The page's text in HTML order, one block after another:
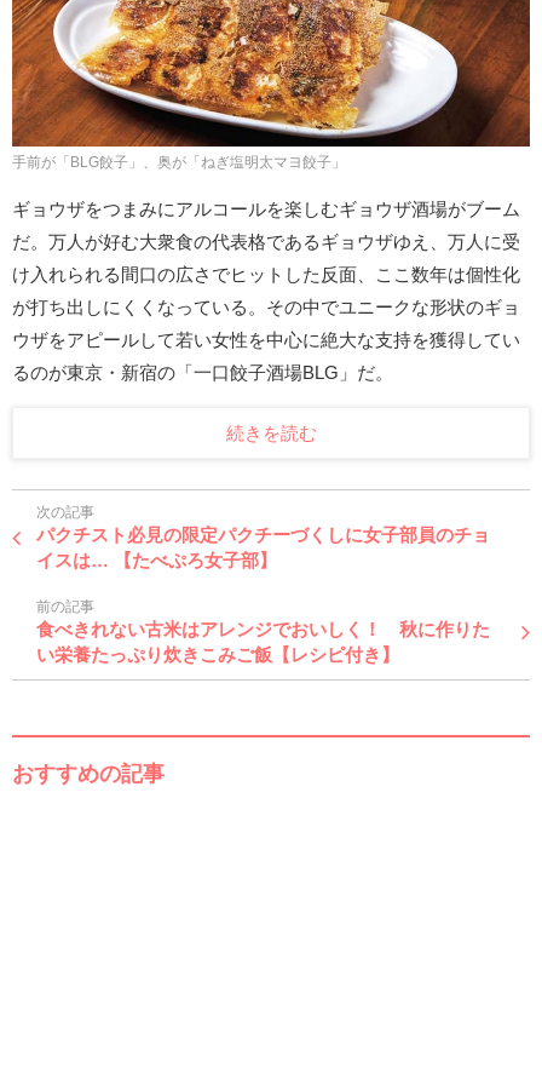
手前が「BLG餃子」、奥が「ねぎ塩明太マヨ餃子」
ギョウザをつまみにアルコールを楽しむギョウザ酒場がブーム
だ。万人が好む大衆食の代表格であるギョウザゆえ、万人に受
け入れられる間口の広さでヒットした反面、ここ数年は個性化
が打ち出しにくくなっている。その中でユニークな形状のギョ
ウザをアピールして若い女性を中心に絶大な支持を獲得してい
るのが東京・新宿の「一口餃子酒場BLG」だ。
続きを読む
次の記事
パクチスト必見の限定パクチーづくしに女子部員のチョ
イスは… 【たべぷろ女子部】
前の記事
食べきれない古米はアレンジでおいしく！ 秋に作りた
い栄養たっぷり炊きこみご飯【レシピ付き】
おすすめの記事